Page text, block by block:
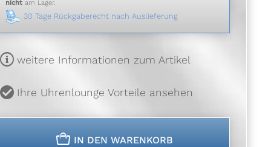
nichtam Lager.
30 Tage Rückgaberecht nach Auslieferung
weitere Informationen zum Artikel
Ihre Uhrenlounge Vorteile ansehen
n IN DEN WARENKORB